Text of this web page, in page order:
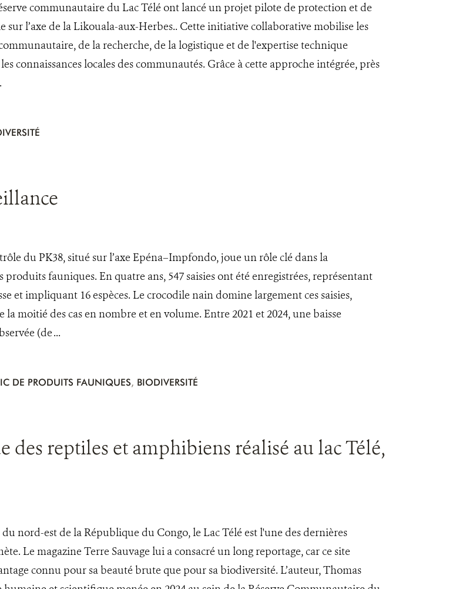
communautaire du Lac Télé ont lancé un projet pilote de protection et de
sur l’axe de la Likouala-aux-Herbes.. Cette initiative collaborative mobilise les
de la recherche, de la logistique et de l'expertise technique
connaissances locales des communautés. Grâce à cette approche intégrée, près
du PK38, situé sur l’axe Epéna–Impfondo, joue un rôle clé dans la
fauniques. En quatre ans, 547 saisies ont été enregistrées, représentant
et impliquant 16 espèces. Le crocodile nain domine largement ces saisies,
moitié des cas en nombre et en volume. Entre 2021 et 2024, une baisse
(de ...
DE PRODUITS FAUNIQUES, BIODIVERSITÉ
reptiles et amphibiens réalisé au lac Télé,
nord-est de la République du Congo, le Lac Télé est l'une des dernières
Le magazine Terre Sauvage lui a consacré un long reportage, car ce site
connu pour sa beauté brute que pour sa biodiversité. L’auteur, Thomas